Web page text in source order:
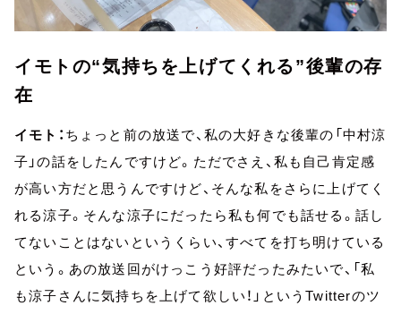
イモトの“気持ちを上げてくれる”後輩の存
在
イモト： ちょっと前の放送で、私の大好きな後輩の「中村涼
子」の話をしたんですけど。ただでさえ、私も自己肯定感
が高い方だと思うんですけど、そんな私をさらに上げてく
れる涼子。そんな涼子にだったら私も何でも話せる。話し
てないことはないというくらい、すべてを打ち明けている
という。あの放送回がけっこう好評だったみたいで、「私
も涼子さんに気持ちを上げて欲しい！」というTwitterのツ